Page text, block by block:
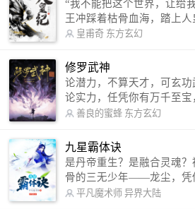
“我不能把这个世界，让给我所
王冲踩着枯骨血海，踏上
倒，扶大厦之将倾，成就了一
微博：皇甫奇（地址：
87） QQ交流群：320238210【普通群】 574501330
【VIP订阅群】 欢迎大
皇甫奇 东方玄幻
修罗武神
论潜力，不算天才，可玄功
论实力，任凭你有万千至
军。 我是谁？天下众生视我为修罗，却不知，我以
信公众号：善良的蜜蜂后援
善良的蜜蜂 东方玄幻
九星霸体诀
是丹帝重生？是融合灵魂
骨的三无少年——龙尘，凭
术，修行神秘功法九星霸体
平凡魔术师 异界大陆